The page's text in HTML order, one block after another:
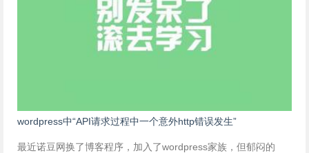
wordpress中“API请求过程中一个意外http错误发生”
最近诺豆网换了博客程序，加入了wordpress家族，但郁闷的